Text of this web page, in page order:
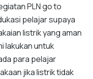
PLNgoto
pelajarsupaya
listrikyangaman
lakukanuntuk
para pelajar
jikalistriktidak